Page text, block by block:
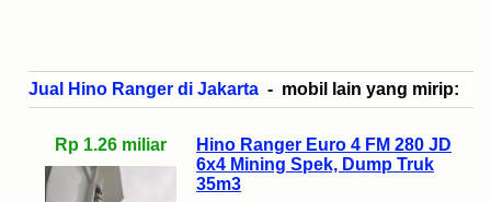
Jual Hino Ranger di Jakarta - mobil lain yang mirip:
Rp 1.26 miliar
Hino Ranger Euro 4 FM 280 JD
6x4 Mining Spek, Dump Truk
35m3